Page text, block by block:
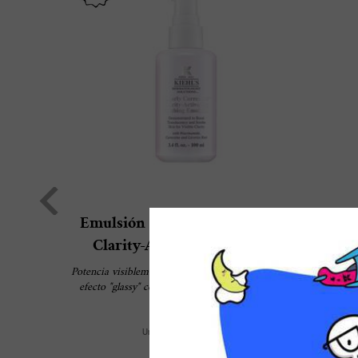
Emulsión Clearly Corrective™
Clarity-Activating Soothing
Potencia visiblemente la luminosidad y descubre ese
efecto "glassy" con nuestra emulsión aclarante de
triple acción, formulada con niacinamida y extracto
de raíz de regaliz.
Un Tamaño Disponible
una